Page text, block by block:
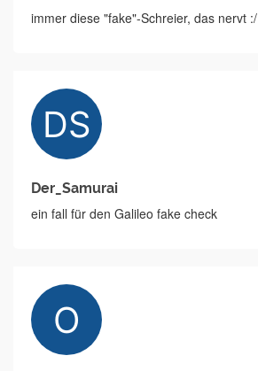
immer diese "fake"-Schreier, das nervt :/
Der_Samurai
ein fall für den Galileo fake check